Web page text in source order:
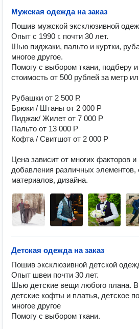
Мужская одежда на заказ
Пошив мужской эксклюзивной
Опыт с 1990 г. почти 30 лет.
Шью пиджаки, пальто и куртки,
многое другое.
Помогу с выбором ткани, подберу
стоимость от 500 рублей за метр
Рубашки от 2 500 Р.
Брюки / Штаны от 2 000 Р
Пиджак/ Жилет от 7 000 Р
Пальто от 13 000 Р
Кофта / Свитшот от 2 000 Р
Цена зависит от многих факторов
добавления различных элементов,
материалов, дизайна.
Детская одежда на заказ
Пошив эксклюзивной детской
Опыт швеи почти 30 лет.
Шью детские вещи любого плана.
детские кофты и платья, детское
многое другое
Помогу с выбором ткани.